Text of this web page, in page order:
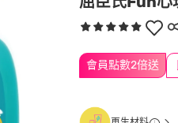
會員點數2倍送